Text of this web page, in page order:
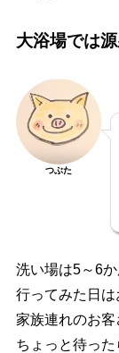
大浴場では
つぶた
洗い場は5～6か
行ってみた日は
家族連れのお客
ちょっと待った